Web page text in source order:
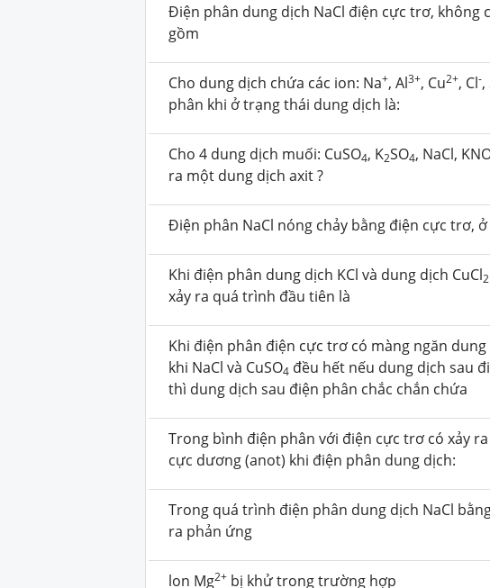
Điện phân dung dịch NaCl điện cực trơ, không
gồm
Cho dung dịch chứa các ion: Na+, Al3+, Cu2+, Cl-,
phân khi ở trạng thái dung dịch là:
Cho 4 dung dịch muối: CuSO4, K2SO4, NaCl,
ra một dung dịch axit ?
Điện phân NaCl nóng chảy bằng điện cực trơ,
Khi điện phân dung dịch KCl và dung dịch CuCl2
xảy ra quá trình đầu tiên là
Khi điện phân điện cực trơ có màng ngăn
khi NaCl và CuSO4 đều hết nếu dung dịch sau
thì dung dịch sau điện phân chắc chắn chứa
Trong bình điện phân với điện cực trơ có xảy
cực dương (anot) khi điện phân dung dịch:
Trong quá trình điện phân dung dịch NaCl
ra phản ứng
lon Mg2+ bị khử trong trường hợp